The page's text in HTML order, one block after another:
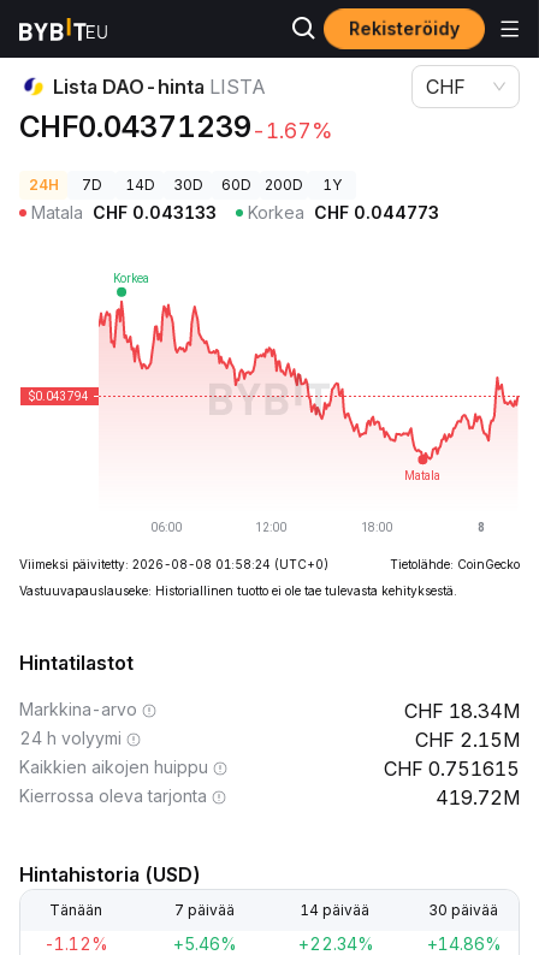
Rekisteröidy
Kryptohinnat
Lista DAO-hinta LISTA
CHF0.04371239-1.67%
CHF
24H 7D 14D 30D 60D 200D 1Y
Matala CHF 0.043133 Korkea CHF 0.044773
Viimeksi päivitetty: 2026-08-08 01:58:24 (UTC+0)
Tietolähde: CoinGecko
Vastuuvapauslauseke: Historiallinen tuotto ei ole tae tulevasta kehityksestä.
Hintatilastot
Markkina-arvo 18.34M
24 h volyymi 2.15M
Kaikkien aikojen huippu 0.751615
Kierrossa oleva tarjonta 419.72M
Hintahistoria (USD)
Tänään 7 päivää 14 päivää 30 päivää
-1.12% +5.46% +22.34% +14.86%